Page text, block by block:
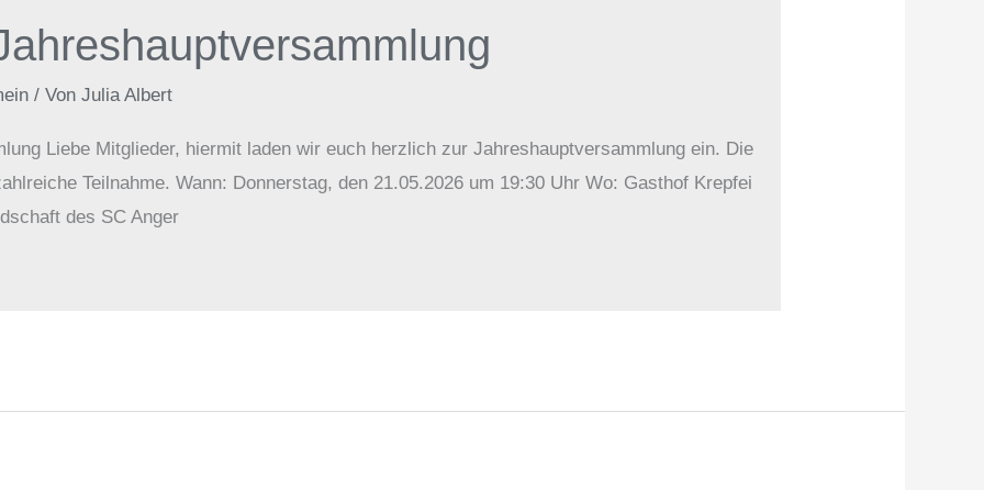
/ VonJulia Albert
Liebe Mitglieder, hiermit laden wir euch herzlich zur Jahreshauptversammlung ein. Die
Teilnahme. Wann: Donnerstag, den 21.05.2026 um 19:30 Uhr Wo: Gasthof Krepfei
des SC Anger